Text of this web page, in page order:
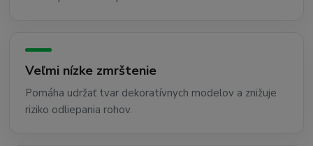
Veľmi nízke zmrštenie
Pomáha udržať tvar dekoratívnych modelov a znižuje
riziko odliepania rohov.